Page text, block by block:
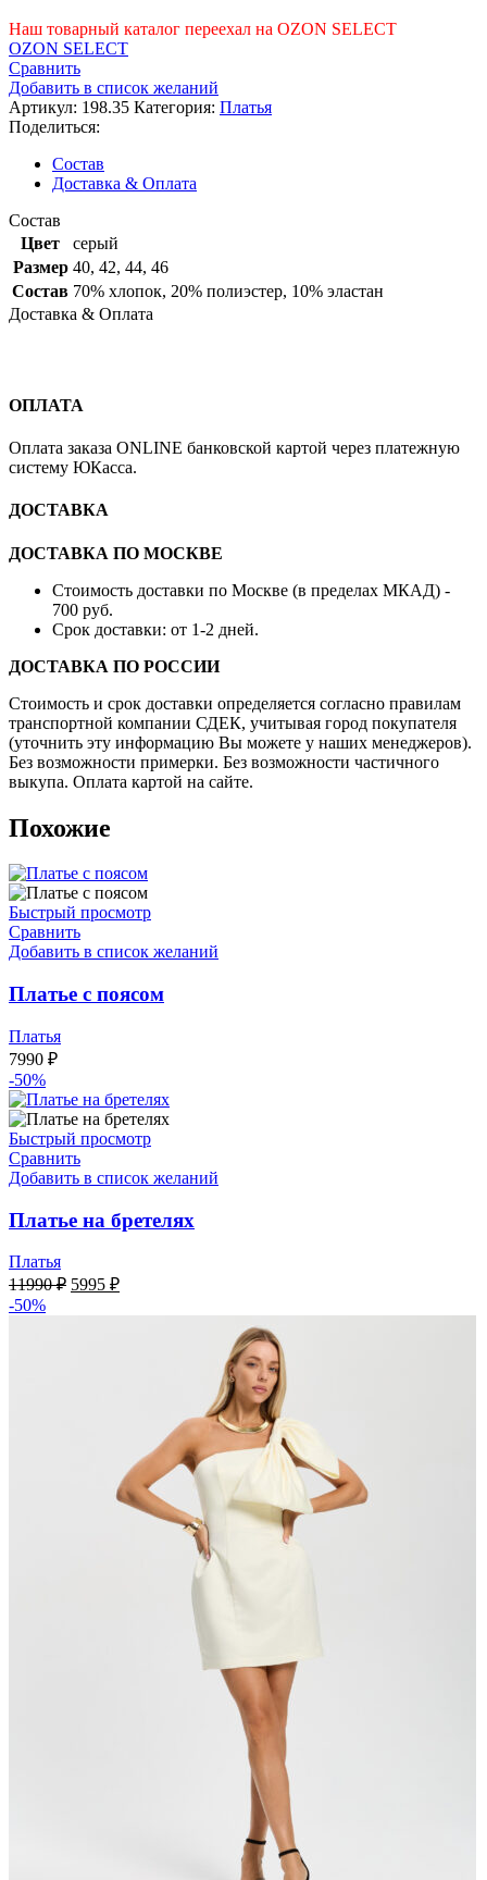
Наш товарный каталог переехал на OZON SELECT
OZON SELECT
Сравнить
Добавить в список желаний
Артикул: 198.35 Категория: Платья
Поделиться:
Состав
Доставка & Оплата
Состав
Цвет
серый
Размер 40, 42, 44, 46
Состав 70% хлопок, 20% полиэстер, 10% эластан
Доставка & Оплата
ОПЛАТА
Оплата заказа ONLINE банковской картой через платежную
систему ЮКасса.
ДОСТАВКА
ДОСТАВКА ПО МОСКВЕ
Стоимость доставки по Москве (в пределах МКАД) -
700 руб.
Срок доставки: от 1-2 дней.
ДОСТАВКА ПО РОССИИ
Стоимость и срок доставки определяется согласно правилам
транспортной компании СДЕК, учитывая город покупателя
(уточнить эту информацию Вы можете у наших менеджеров).
Без возможности примерки. Без возможности частичного
выкупа. Оплата картой на сайте.
Похожие
Быстрый просмотр
Сравнить
Добавить в список желаний
Платье с поясом
Платья
7990 ₽
-50%
Быстрый просмотр
Сравнить
Добавить в список желаний
Платье на бретелях
Платья
11990₽ Первоначальная
5995 ₽Текущая
-50%